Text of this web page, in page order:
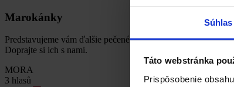
Súhlas
Táto webstránka
Prispôsobenie
Marokánky
Predstavujeme vám ďalšie pečené cukrovinky, ktoré treba
Doprajte si ich s nami.
MORA
3 hlasů